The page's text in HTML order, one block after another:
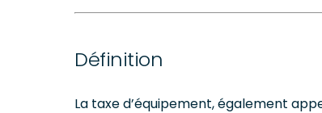
Définition
La taxe d’équipement, également